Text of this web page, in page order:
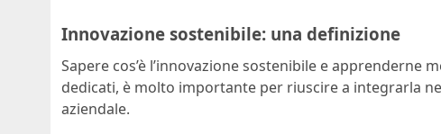
Innovazione sostenibile: una definizione
Sapere cos’è l’innovazione sostenibile e apprenderne
dedicati, è molto importante per riuscire a integrarla
aziendale.